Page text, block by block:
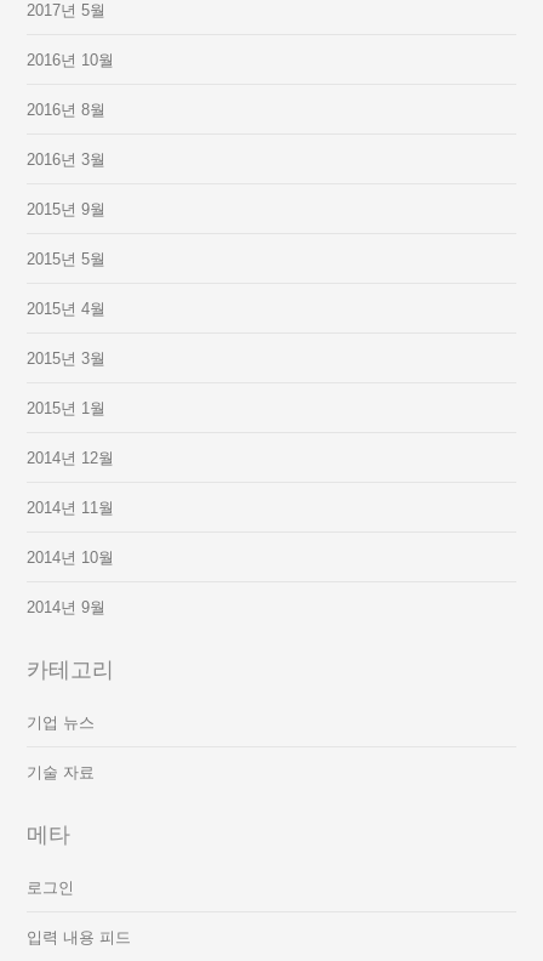
2017년 5월
2016년 10월
2016년 8월
2016년 3월
2015년 9월
2015년 5월
2015년 4월
2015년 3월
2015년 1월
2014년 12월
2014년 11월
2014년 10월
2014년 9월
카테고리
기업 뉴스
기술 자료
메타
로그인
입력 내용 피드